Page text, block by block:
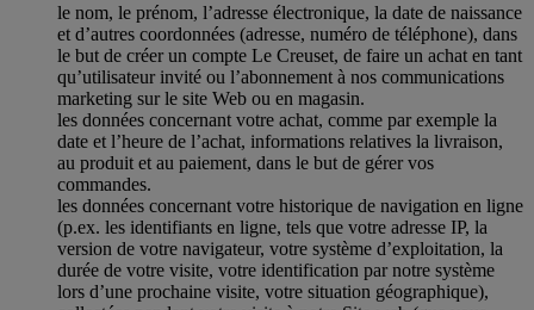
le nom, le prénom, l’adresse électronique, la date de naissance
et d’autres coordonnées (adresse, numéro de téléphone), dans
le but de créer un compte Le Creuset, de faire un achat en tant
qu’utilisateur invité ou l’abonnement à nos communications
marketing sur le site Web ou en magasin.
les données concernant votre achat, comme par exemple la
date et l’heure de l’achat, informations relatives la livraison,
au produit et au paiement, dans le but de gérer vos
commandes.
les données concernant votre historique de navigation en ligne
(p.ex. les identifiants en ligne, tels que votre adresse IP, la
version de votre navigateur, votre système d’exploitation, la
durée de votre visite, votre identification par notre système
lors d’une prochaine visite, votre situation géographique),